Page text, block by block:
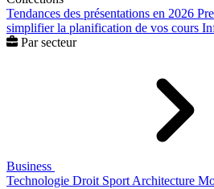
Tendances des présentations en 2026
simplifier la planification de vos cours
Par secteur
Business
Technologie Droit Sport Architecture